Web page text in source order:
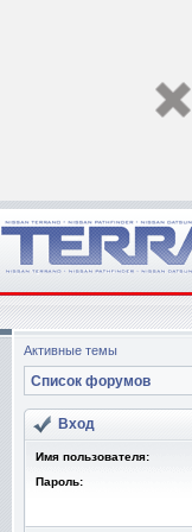
Активные темы
Список форумов
Вход
Имя пользователя:
Пароль: